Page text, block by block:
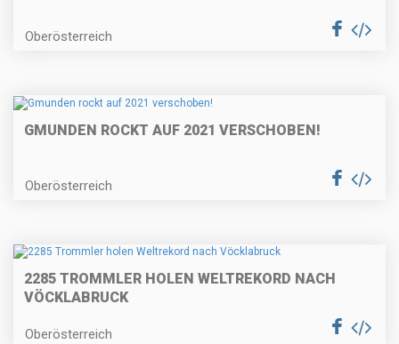
Oberösterreich
GMUNDEN ROCKT AUF 2021 VERSCHOBEN!
Oberösterreich
2285 TROMMLER HOLEN WELTREKORD NACH
VÖCKLABRUCK
Oberösterreich